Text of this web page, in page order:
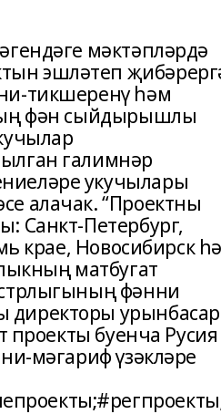
мәктәпләрдә
эшләтеп
тикшеренү һәм
фән сыйдырышлы
галимнәр
укучылары
алачак. “Проектны
Санкт-Петербург,
крае, Новосибирск
матбугат
фәнни
директоры
проекты буенча Русия
мәгариф үзәкләре